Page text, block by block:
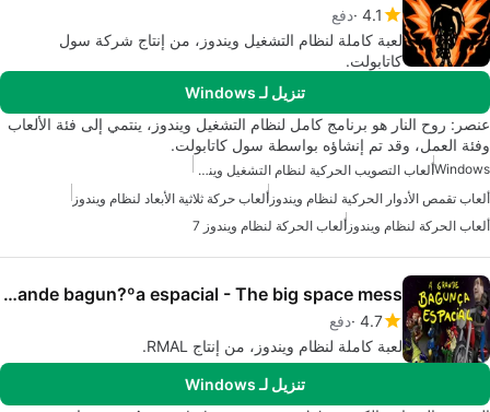
4.1 دفع
لعبة كاملة لنظام التشغيل ويندوز، من إنتاج شركة سول
كاتابولت.
تنزيل لـ Windows
عنصر: روح النار هو برنامج كامل لنظام التشغيل ويندوز، ينتمي إلى فئة الألعاب
وفئة العمل، وقد تم إنشاؤه بواسطة سول كاتابولت.
Windows
ألعاب التصويب الحركية لنظام التشغيل ويندوز 10
ألعاب تقمص الأدوار الحركية لنظام ويندوز ألعاب حركة ثلاثية الأبعاد لنظام ويندوز
ألعاب الحركة لنظام ويندوز ألعاب الحركة لنظام ويندوز 7
A grande bagun?ºa espacial - The big space mess
4.7 دفع
لعبة كاملة لنظام ويندوز، من إنتاج RMAL.
تنزيل لـ Windows